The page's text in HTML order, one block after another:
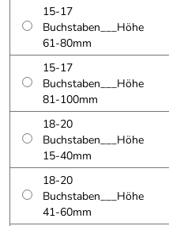
15-17
Buchstaben___Höhe
61-80mm
15-17
Buchstaben___Höhe
81-100mm
18-20
Buchstaben___Höhe
15-40mm
18-20
Buchstaben___Höhe
41-60mm